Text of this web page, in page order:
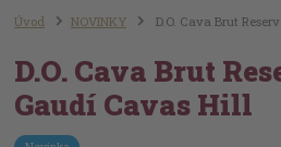
Úvod NOVINKY D.O. Cava Brut
D.O. Cava Brut
Gaudí Cavas Hill